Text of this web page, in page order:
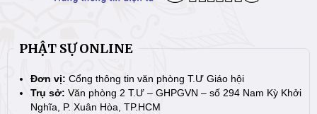
PHẬT SỰ ONLINE
Đơn vị: Cổng thông tin văn phòng T.Ư Giáo hội
Trụ sở: Văn phòng 2 T.Ư – GHPGVN – số 294 Nam Kỳ Khởi
Nghĩa, P. Xuân Hòa, TP.HCM